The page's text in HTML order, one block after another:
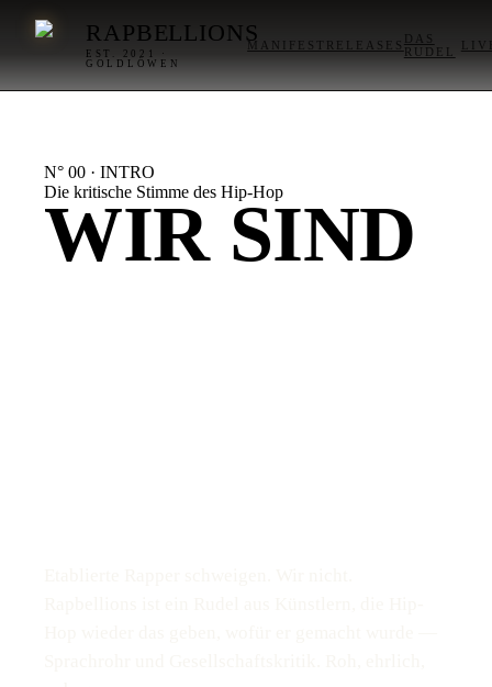
RAPBELLIONS
EST. 2021 ·
GOLDLÖWEN
MANIFEST RELEASES DAS
RUDEL
N° 00 · INTRO
Die kritische Stimme des Hip-Hop
WIR SIND